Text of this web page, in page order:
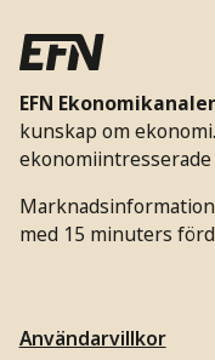
EFN
kunskap om
med 15 minuters
Användarvillkor